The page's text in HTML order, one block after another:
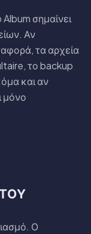
σημαίνει
Αν
τα αρχεία
το backup
και αν
μόνο
Ο